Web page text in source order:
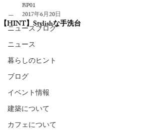
＿
ニュースブログ
ニュース
暮らしのヒント
ブログ
イベント情報
建築について
カフェについて
【HINT】Stylishな手洗台
BP01
2017年6月20日